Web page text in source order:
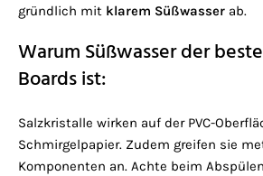
gründlich mit klarem Süßwasser ab.
Warum Süßwasser der
Boards ist:
Salzkristalle wirken auf der PVC-
Schmirgelpapier. Zudem greifen sie
Komponenten an. Achte beim